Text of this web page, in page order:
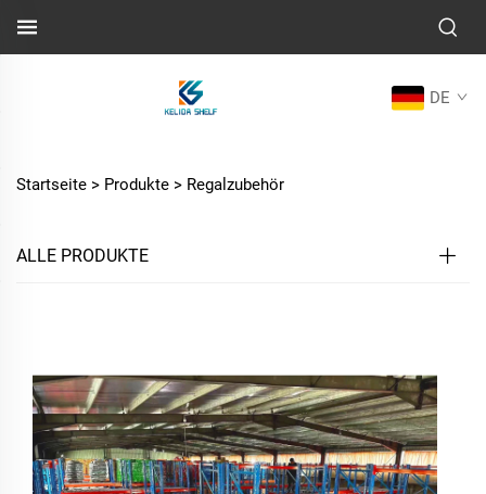
DE
Startseite > Produkte > Regalzubehör
ALLE PRODUKTE